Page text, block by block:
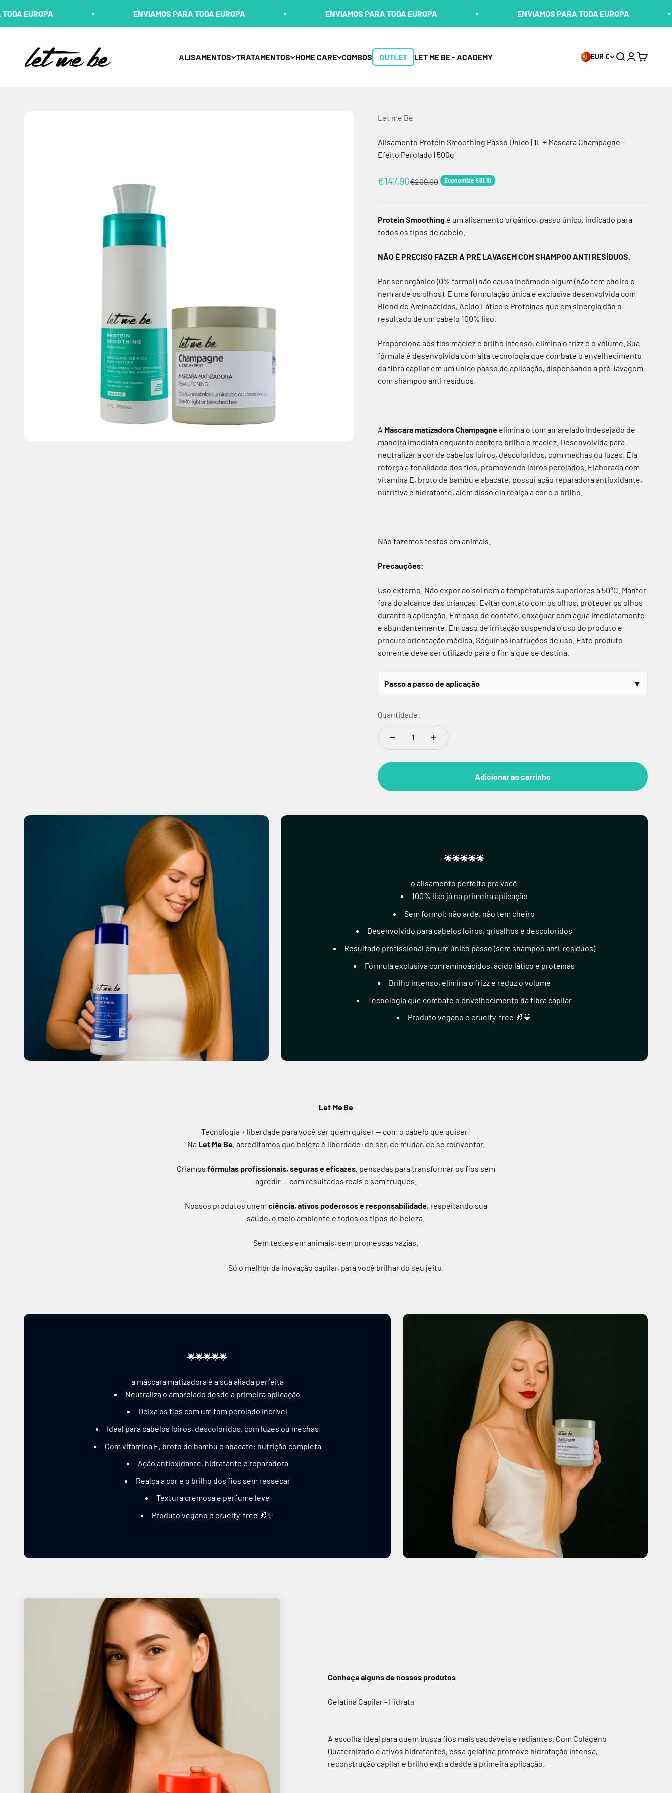
ENVIAMOS PARA TODA EUROPA ENVIAMOS PARA TODA EUROPA ENVIAMOS PARA TODA EUROPA
ALISAMENTOS TRATAMENTOS HOME CARE COMBOS OUTLET LET ME BE - ACADEMY
Let me Be
EUR € BuscarEntrarCarrinho
Let me Be
Alisamento Protein Smoothing Passo Único | 1L + Máscara Champagne –
Efeito Perolado | 500g
Preço promocional
€147,90Preço normal
€209,00 Economize €61,10
Protein Smoothing é um alisamento orgânico, passo único, indicado para
todos os tipos de cabelo.
NÃO É PRECISO FAZER A PRÉ LAVAGEM COM SHAMPOO ANTI RESÍDUOS.
Por ser orgânico (0% formol) não causa incômodo algum (não tem cheiro e
nem arde os olhos). É uma formulação única e exclusiva desenvolvida com
Blend de Aminoácidos, Ácido Lático e Proteínas que em sinergia dão o
resultado de um cabelo 100% liso.
Proporciona aos fios maciez e brilho intenso, elimina o frizz e o volume. Sua
fórmula é desenvolvida com alta tecnologia que combate o envelhecimento
da fibra capilar em um único passo de aplicação, dispensando a pré-lavagem
com shampoo anti resíduos.
A Máscara matizadora Champagne elimina o tom amarelado indesejado de
maneira imediata enquanto confere brilho e maciez. Desenvolvida para
neutralizar a cor de cabelos loiros, descoloridos, com mechas ou luzes. Ela
reforça a tonalidade dos fios, promovendo loiros perolados. Elaborada com
vitamina E, broto de bambu e abacate, possui ação reparadora antioxidante,
nutritiva e hidratante, além disso ela realça a cor e o brilho.
Não fazemos testes em animais.
Precauções:
Uso externo. Não expor ao sol nem a temperaturas superiores a 50ºC. Manter
fora do alcance das crianças. Evitar contato com os olhos, proteger os olhos
durante a aplicação. Em caso de contato, enxaguar com água imediatamente
e abundantemente. Em caso de irritação suspenda o uso do produto e
procure orientação médica. Seguir as instruções de uso. Este produto
somente deve ser utilizado para o fim a que se destina.
Passo a passo de aplicação
Quantidade:
Adicionar ao carrinho
🌟🌟🌟🌟🌟
o alisamento perfeito pra você
100% liso já na primeira aplicação
Sem formol: não arde, não tem cheiro
Desenvolvido para cabelos loiros, grisalhos e descoloridos
Resultado profissional em um único passo (sem shampoo anti-resíduos)
Fórmula exclusiva com aminoácidos, ácido lático e proteínas
Brilho intenso, elimina o frizz e reduz o volume
Tecnologia que combate o envelhecimento da fibra capilar
Produto vegano e cruelty-free 🐰💛
Let Me Be
Tecnologia + liberdade para você ser quem quiser — com o cabelo que quiser!
Na Let Me Be, acreditamos que beleza é liberdade: de ser, de mudar, de se reinventar.
Criamos fórmulas profissionais, seguras e eficazes, pensadas para transformar os fios sem
agredir — com resultados reais e sem truques.
Nossos produtos unem ciência, ativos poderosos e responsabilidade, respeitando sua
saúde, o meio ambiente e todos os tipos de beleza.
Sem testes em animais, sem promessas vazias.
Só o melhor da inovação capilar, para você brilhar do seu jeito.
🌟🌟🌟🌟🌟
a máscara matizadora é a sua aliada perfeita
Neutraliza o amarelado desde a primeira aplicação
Deixa os fios com um tom perolado incrível
Ideal para cabelos loiros, descoloridos, com luzes ou mechas
Com vitamina E, broto de bambu e abacate: nutrição completa
Ação antioxidante, hidratante e reparadora
Realça a cor e o brilho dos fios sem ressecar
Textura cremosa e perfume leve
Produto vegano e cruelty-free 🐰✨
Conheça alguns de nossos produtos
A escolha ideal para quem busca fios mais saudáveis e radiantes. Com Colágeno
Quaternizado e ativos hidratantes, essa gelatina promove hidratação intensa,
reconstrução capilar e brilho extra desde a primeira aplicação.